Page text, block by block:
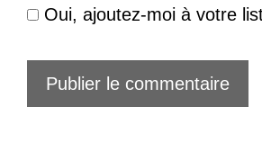
Oui, ajoutez-moi à votre